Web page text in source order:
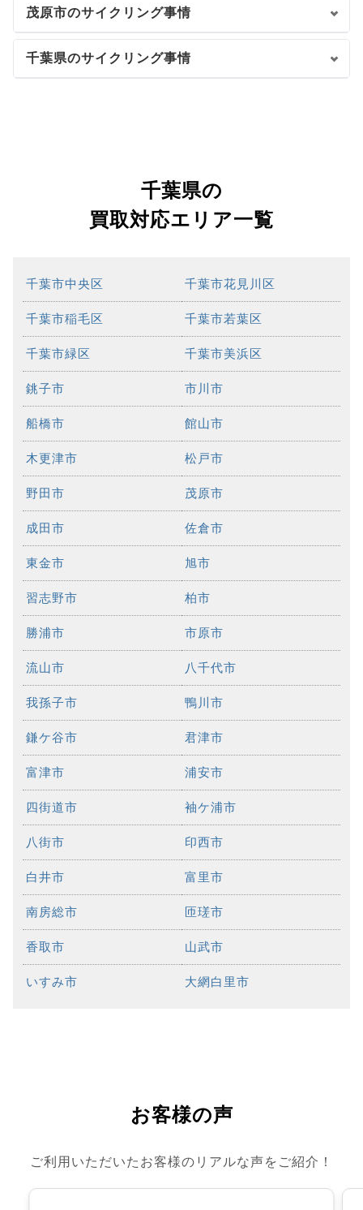
茂原市のサイクリング事情
千葉県のサイクリング事情
千葉県の
買取対応エリア一覧
千葉市中央区 千葉市花見川区
千葉市稲毛区 千葉市若葉区
千葉市緑区 千葉市美浜区
銚子市 市川市
船橋市 館山市
木更津市 松戸市
野田市 茂原市
成田市 佐倉市
東金市 旭市
習志野市 柏市
勝浦市 市原市
流山市 八千代市
我孫子市 鴨川市
鎌ケ谷市 君津市
富津市 浦安市
四街道市 袖ケ浦市
八街市 印西市
白井市 富里市
南房総市 匝瑳市
香取市 山武市
いすみ市 大網白里市
お客様の声
ご利用いただいたお客様のリアルな声をご紹介！